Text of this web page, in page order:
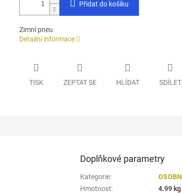
Přidat do košíku
Zimní pneu
Detailní informace
TISK ZEPTAT SE HLÍDAT SDÍLET
Doplňkové parametry
Kategorie:
Hmotnost: 4.99 kg